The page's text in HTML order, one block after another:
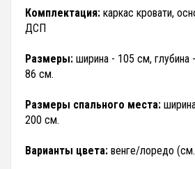
Комплектация: каркас кровати,
ДСП
Размеры: ширина - 105 см, глубина
86 см.
Размеры спального места:
200 см.
Варианты цвета: венге/лоредо